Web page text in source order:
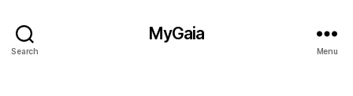
Search
MyGaia
Menu